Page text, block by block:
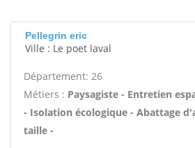
Pellegrin eric
Ville : Le poet laval
Département: 26
Métiers : Paysagiste - Entretien
- Isolation écologique - Abattage
taille -